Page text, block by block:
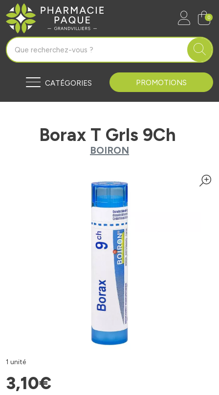
Pharmacie Paque Grandvilliers
0
CATÉGORIES PROMOTIONS
Borax T Grls 9Ch
BOIRON
1 unité
3,10€